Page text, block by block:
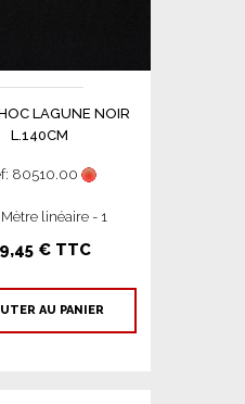
LAGUNE NOIR
L.140CM
80510.00
Mètre linéaire - 1
€ TTC
AU PANIER